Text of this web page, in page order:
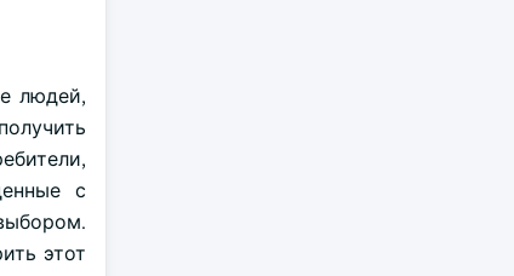
людей,
с
этот